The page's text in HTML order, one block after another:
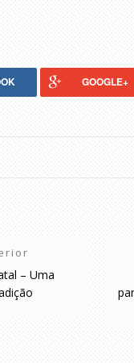
GOOGLE+
– Uma